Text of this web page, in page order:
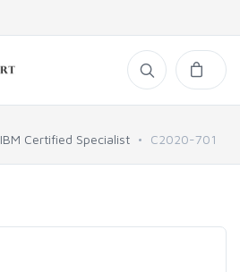
IBM Certified Specialist C2020-701